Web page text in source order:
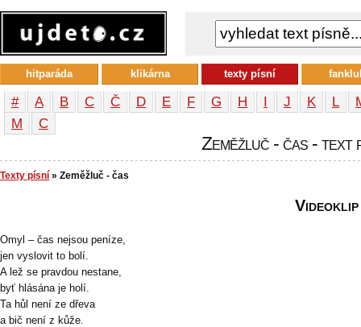
# A B C Č D E F G H I J K L
М
С
Zeměžluč - čas - text
Texty písní » Zeměžluč - čas
Omyl – čas nejsou peníze,
jen vyslovit to bolí.
A lež se pravdou nestane,
byť hlásána je holí.
Ta hůl není ze dřeva
a bič není z kůže.
Videoklip
hitparáda klikárna texty písní